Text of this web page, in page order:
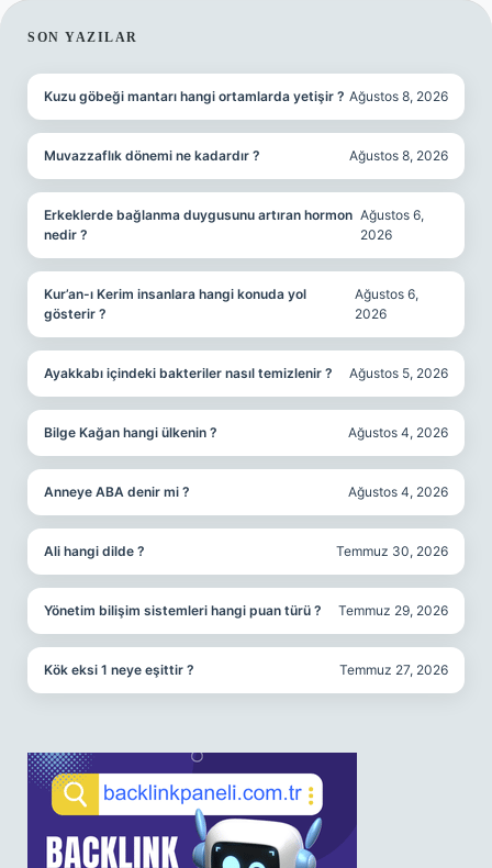
SIDEBAR
SON YAZILAR
Kuzu göbeği mantarı hangi ortamlarda yetişir ? Ağustos 8, 2026
Muvazzaflık dönemi ne kadardır ? Ağustos 8, 2026
Erkeklerde bağlanma duygusunu artıran hormon
nedir ?
Ağustos 6,
2026
Kur’an-ı Kerim insanlara hangi konuda yol
gösterir ?
Ağustos 6,
2026
Ayakkabı içindeki bakteriler nasıl temizlenir ? Ağustos 5, 2026
Bilge Kağan hangi ülkenin ? Ağustos 4, 2026
Anneye ABA denir mi ? Ağustos 4, 2026
Ali hangi dilde ? Temmuz 30, 2026
Yönetim bilişim sistemleri hangi puan türü ? Temmuz 29, 2026
Kök eksi 1 neye eşittir ? Temmuz 27, 2026